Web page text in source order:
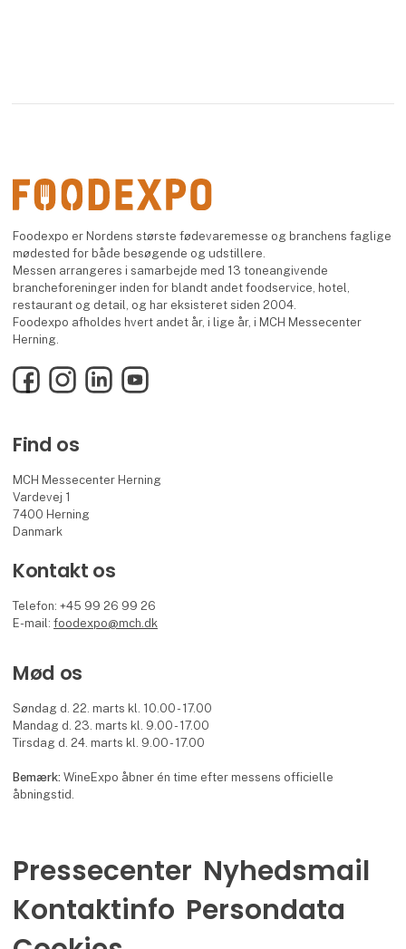
Foodexpo er Nordens største fødevaremesse og branchens faglige
mødested for både besøgende og udstillere.
Messen arrangeres i samarbejde med 13 toneangivende
brancheforeninger inden for blandt andet foodservice, hotel,
restaurant og detail, og har eksisteret siden 2004.
Foodexpo afholdes hvert andet år, i lige år, i MCH Messecenter
Herning.
FacebookInstagramLinkedInYouTube
Find os
MCH Messecenter Herning
Vardevej 1
7400 Herning
Danmark
Kontakt os
Telefon: +45 99 26 99 26
E-mail:foodexpo@mch.dk
Mød os
Søndag d. 22. marts kl. 10.00 - 17.00
Mandag d. 23. marts kl. 9.00 - 17.00
Tirsdag d. 24. marts kl. 9.00 - 17.00
Bemærk:WineExpo åbner én time efter messens officielle
åbningstid.
Pressecenter Nyhedsmail
Kontaktinfo Persondata